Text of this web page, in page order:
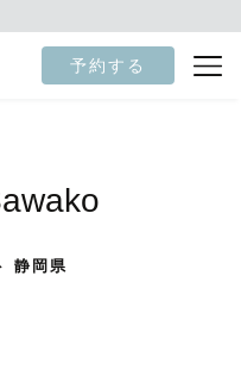
予約する
静岡県